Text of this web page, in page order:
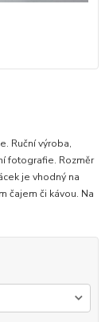
Ruční výroba,
fotografie. Rozměr
je vhodný na
čajem či kávou. Na